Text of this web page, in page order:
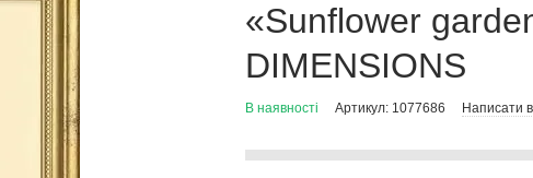
«Sunflower
DIMENSIONS
В наявності Артикул: 1077686 Написати